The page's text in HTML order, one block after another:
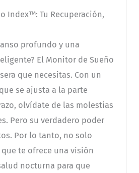
Index™: Tu Recuperación,
profundo y una
El Monitor de Sueño
que necesitas. Con un
se ajusta a la parte
olvídate de las molestias
Pero su verdadero poder
Por lo tanto, no solo
te ofrece una visión
nocturna para que